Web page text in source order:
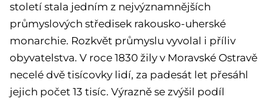
století stala jedním z nejvýznamnějších
průmyslových středisek rakousko-uherské
monarchie. Rozkvět průmyslu vyvolal i příliv
obyvatelstva. V roce 1830 žily v Moravské Ostravě
necelé dvě tisícovky lidí, za padesát let přesáhl
jejich počet 13 tisíc. Výrazně se zvýšil podíl